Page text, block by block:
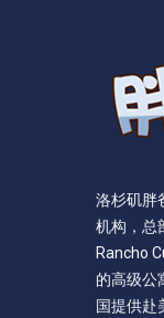
洛杉矶胖
机构，总
Rancho
的高级公
国提供赴